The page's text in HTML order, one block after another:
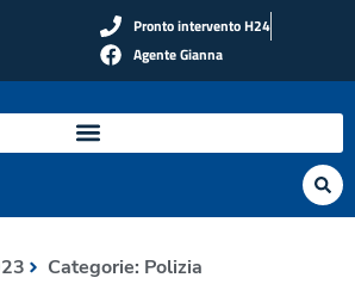
Pronto intervento H24
Agente Gianna
di
Categorie: Polizia